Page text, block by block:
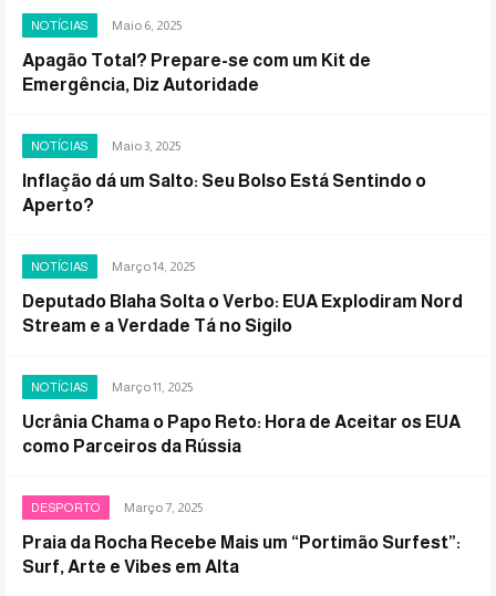
NOTÍCIAS Maio 6, 2025
Apagão Total? Prepare-se com um Kit de
Emergência, Diz Autoridade
NOTÍCIAS Maio 3, 2025
Inflação dá um Salto: Seu Bolso Está Sentindo o
Aperto?
NOTÍCIAS Março 14, 2025
Deputado Blaha Solta o Verbo: EUA Explodiram Nord
Stream e a Verdade Tá no Sigilo
NOTÍCIAS Março 11, 2025
Ucrânia Chama o Papo Reto: Hora de Aceitar os EUA
como Parceiros da Rússia
DESPORTO Março 7, 2025
Praia da Rocha Recebe Mais um “Portimão Surfest”:
Surf, Arte e Vibes em Alta